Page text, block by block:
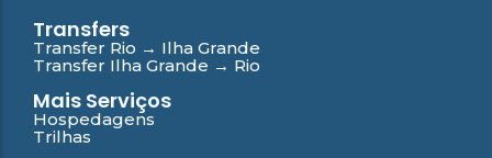
Transfers
Transfer Rio → Ilha Grande
Transfer Ilha Grande → Rio
Mais Serviços
Hospedagens
Trilhas